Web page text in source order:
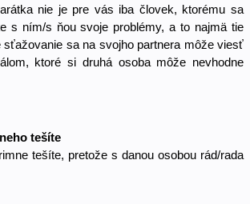
nie je pre vás iba človek, ktorému sa
s ním/s ňou svoje problémy, a to najmä tie
sa na svojho partnera môže viesť
ktoré si druhá osoba môže nevhodne
tešíte
tešíte, pretože s danou osobou rád/rada